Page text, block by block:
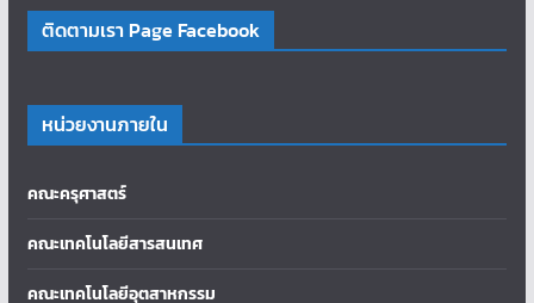
ติดตามเรา Page Facebook
หน่วยงานภายใน
คณะครุศาสตร์
คณะเทคโนโลยีสารสนเทศ
คณะเทคโนโลยีอุตสาหกรรม